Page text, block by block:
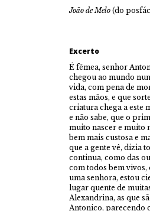
João de Melo (do
Excerto
É fêmea, senhor
chegou ao mundo
vida, com pena de
estas mãos, e que
criatura chega a este
e não sabe, que o
muito nascer e muito
bem mais custosa e
que a gente vê, dizia
continua, como das
com todos bem vivos,
uma senhora, estou
lugar quente de
Alexandrina, as que
Antonico, parecendo